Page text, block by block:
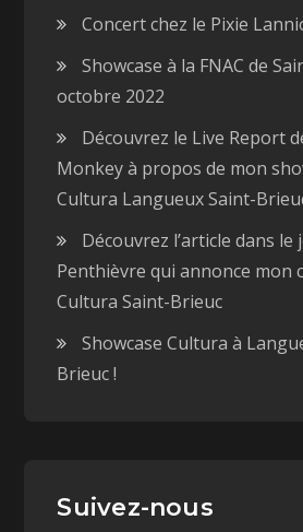
Concert chez le Pixie
Showcase à la FNAC de
octobre 2022
Découvrez le Live Report
Monkey à propos de mon
Cultura Langueux Saint-
Découvrez l’article dans le
Penthièvre qui annonce mon
Cultura Saint-Brieuc
Showcase Cultura à
Brieuc !
Suivez-nous